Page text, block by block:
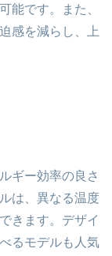
能です。また、
感を減らし、上
ギー効率の良さ
は、異なる温度
きます。デザイ
るモデルも人気